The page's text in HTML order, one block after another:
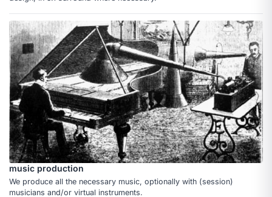
music production
We produce all the necessary music, optionally with (session)
musicians and/or virtual instruments.